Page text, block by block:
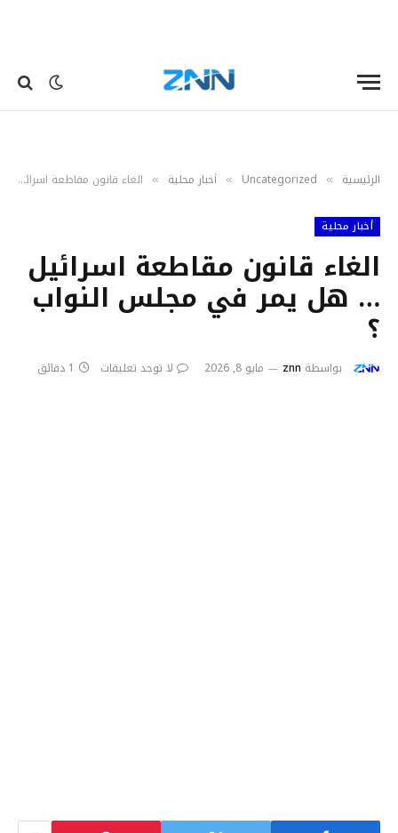
الرئيسية »
Uncategorized
» أخبار محلية » الغاء قانون مقاطعة اسرائيل … هل يمر في مجلس النواب ؟
أخبار محلية
الغاء قانون مقاطعة اسرائيل
… هل يمر في مجلس النواب
؟
بواسطة znn مايو 8, 2026 لا توجد تعليقات 1 دقائق